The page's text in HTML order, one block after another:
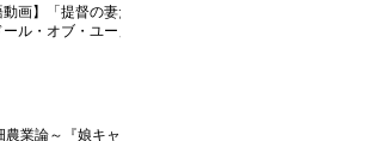
画】「提督の妻た
・オブ・ユー」
農業論～『娘キャ